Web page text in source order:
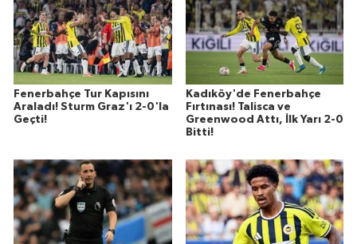
Fenerbahçe Tur Kapısını
Araladı! Sturm Graz'ı 2-0'la
Geçti!
Kadıköy'de Fenerbahçe
Fırtınası! Talisca ve
Greenwood Attı, İlk Yarı 2-0
Bitti!